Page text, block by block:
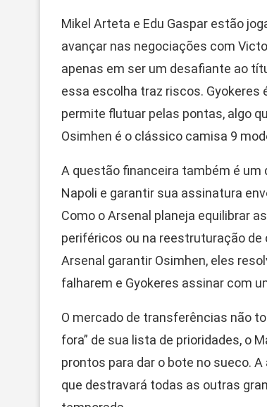
Mikel Arteta e Edu Gaspar estão
avançar nas negociações com
apenas em ser um desafiante ao
essa escolha traz riscos.
permite flutuar pelas pontas, algo
Osimhen é o clássico camisa 9
A questão financeira também é um
Napoli e garantir sua assinatura
Como o Arsenal planeja equilibrar
periféricos ou na reestruturação
Arsenal garantir Osimhen, eles
falharem e Gyokeres assinar com
O mercado de transferências não
fora” de sua lista de prioridades, o
prontos para dar o bote no sueco.
que destravará todas as outras